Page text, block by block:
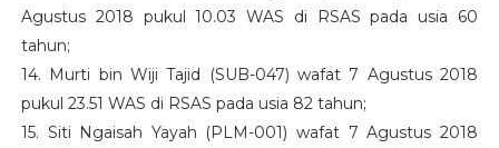
Agustus 2018 pukul 10.03 WAS di RSAS pada usia 60
tahun;
14. Murti bin Wiji Tajid (SUB-047) wafat 7 Agustus 2018
pukul 23.51 WAS di RSAS pada usia 82 tahun;
15. Siti Ngaisah Yayah (PLM-001) wafat 7 Agustus 2018